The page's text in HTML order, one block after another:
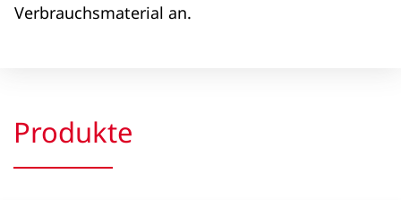
Verbrauchsmaterial an.
Produkte